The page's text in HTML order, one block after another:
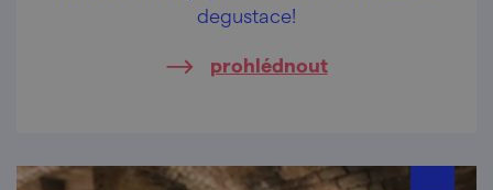
degustace!
prohlédnout